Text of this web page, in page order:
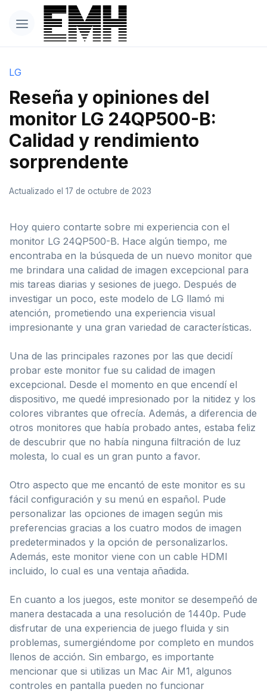
LG
Reseña y opiniones del
monitor LG 24QP500-B:
Calidad y rendimiento
sorprendente
Actualizado el 17 de octubre de 2023
Hoy quiero contarte sobre mi experiencia con el
monitor LG 24QP500-B. Hace algún tiempo, me
encontraba en la búsqueda de un nuevo monitor que
me brindara una calidad de imagen excepcional para
mis tareas diarias y sesiones de juego. Después de
investigar un poco, este modelo de LG llamó mi
atención, prometiendo una experiencia visual
impresionante y una gran variedad de características.
Una de las principales razones por las que decidí
probar este monitor fue su calidad de imagen
excepcional. Desde el momento en que encendí el
dispositivo, me quedé impresionado por la nitidez y los
colores vibrantes que ofrecía. Además, a diferencia de
otros monitores que había probado antes, estaba feliz
de descubrir que no había ninguna filtración de luz
molesta, lo cual es un gran punto a favor.
Otro aspecto que me encantó de este monitor es su
fácil configuración y su menú en español. Pude
personalizar las opciones de imagen según mis
preferencias gracias a los cuatro modos de imagen
predeterminados y la opción de personalizarlos.
Además, este monitor viene con un cable HDMI
incluido, lo cual es una ventaja añadida.
En cuanto a los juegos, este monitor se desempeñó de
manera destacada a una resolución de 1440p. Pude
disfrutar de una experiencia de juego fluida y sin
problemas, sumergiéndome por completo en mundos
llenos de acción. Sin embargo, es importante
mencionar que si utilizas un Mac Air M1, algunos
controles en pantalla pueden no funcionar